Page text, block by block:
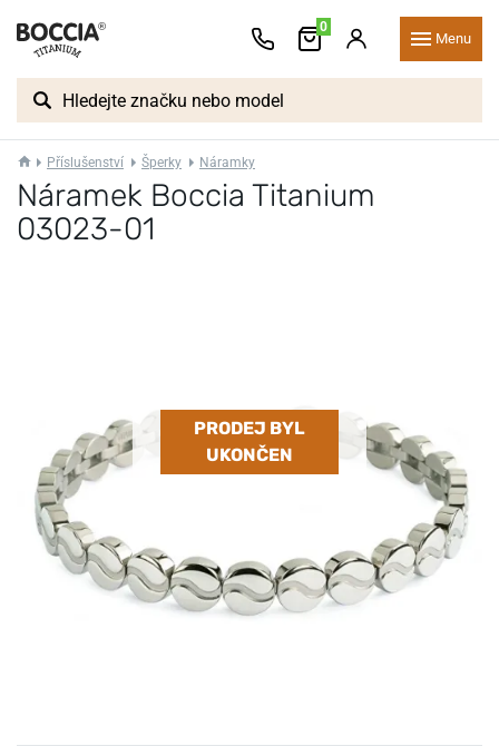
0
Menu
Příslušenství Šperky Náramky
Náramek Boccia Titanium
03023-01
PRODEJ BYL
UKONČEN